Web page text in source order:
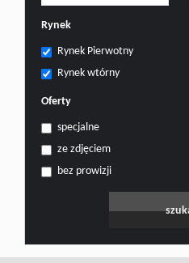
Rynek
Rynek Pierwotny
Rynek wtórny
Oferty
specjalne
ze zdjęciem
bez prowizji